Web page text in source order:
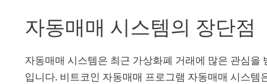
자동매매 시스템의 장단점
자동매매 시스템은 최근 가상화폐 거래에 많은 관심
입니다. 비트코인 자동매매 프로그램 자동매매 시스템